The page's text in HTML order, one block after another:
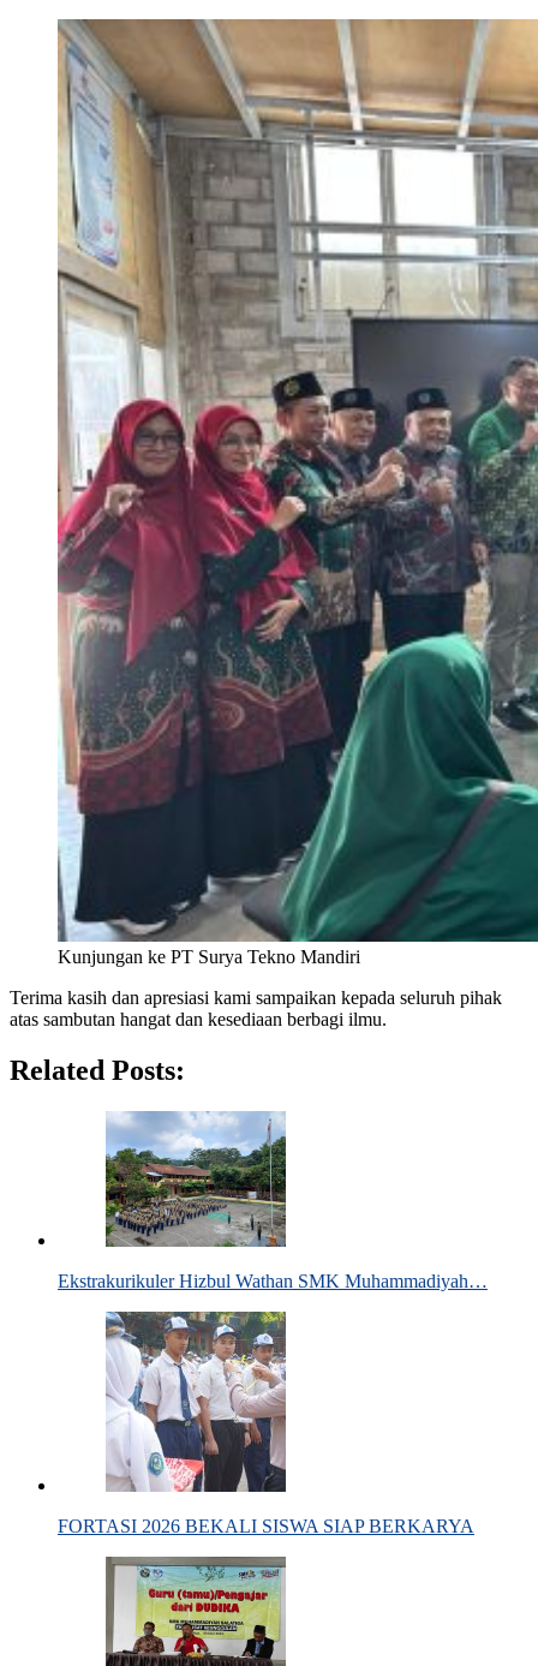
Kunjungan ke PT Surya Tekno Mandiri
Terima kasih dan apresiasi kami sampaikan kepada seluruh pihak
atas sambutan hangat dan kesediaan berbagi ilmu.
Related Posts:
Ekstrakurikuler Hizbul Wathan SMK Muhammadiyah…
FORTASI 2026 BEKALI SISWA SIAP BERKARYA